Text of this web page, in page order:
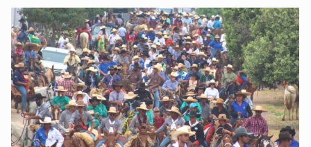
Pedro Geovar (PP) e a vice-prefeita Magna dos Anjos
(NOVO)